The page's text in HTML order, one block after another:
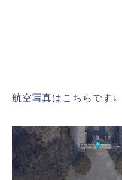
航空写真はこちらです↓